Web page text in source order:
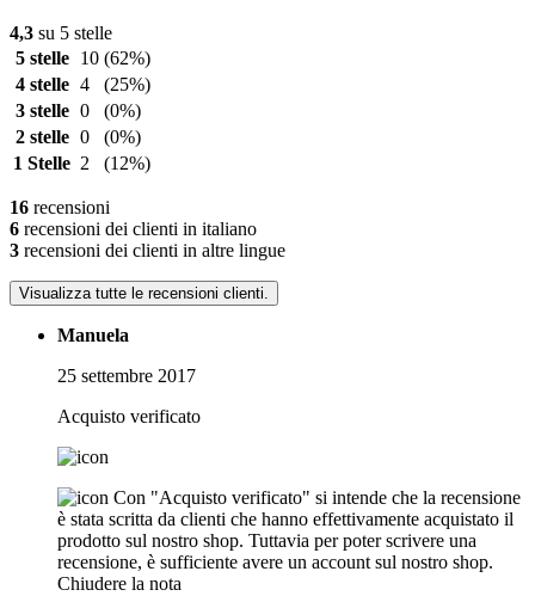
4,3 su 5 stelle
5 stelle
10 (62%)
4 stelle 4
(25%)
3 stelle 0
(0%)
2 stelle 0
(0%)
1 Stelle 2 (12%)
16 recensioni
6 recensioni dei clienti in italiano
3 recensioni dei clienti in altre lingue
Visualizza tutte le recensioni clienti.
Manuela
25 settembre 2017
Acquisto verificato
Con "Acquisto verificato" si intende che la recensione
è stata scritta da clienti che hanno effettivamente acquistato il
prodotto sul nostro shop. Tuttavia per poter scrivere una
recensione, è sufficiente avere un account sul nostro shop.
Chiudere la nota